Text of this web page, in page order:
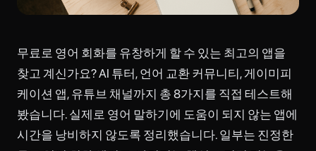
무료로 영어 회화를 유창하게 할 수 있는 최고의 앱을
찾고 계신가요? AI 튜터, 언어 교환 커뮤니티, 게이미피
케이션 앱, 유튜브 채널까지 총 8가지를 직접 테스트해
봤습니다. 실제로 영어 말하기에 도움이 되지 않는 앱에
시간을 낭비하지 않도록 정리했습니다. 일부는 진정한